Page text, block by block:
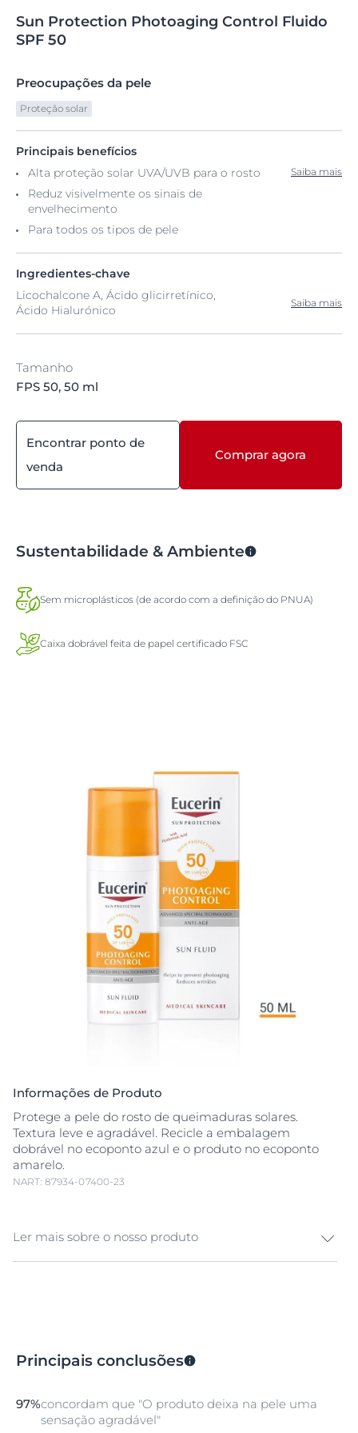
Sun Protection Photoaging Control Fluido
SPF 50
Preocupações da pele
Proteção solar
Principais benefícios
Alta proteção solar UVA/UVB para o rosto
Reduz visivelmente os sinais de
envelhecimento
Para todos os tipos de pele
Saiba mais
Ingredientes-chave
Licochalcone A, Ácido glicirretínico,
Ácido Hialurónico
Saiba mais
Tamanho
FPS 50, 50 ml
Encontrar ponto de
venda
Comprar agora
Sustentabilidade & Ambiente
Sem microplásticos (de acordo com a definição do PNUA)
Caixa dobrável feita de papel certificado FSC
Informações de Produto
Protege a pele do rosto de queimaduras solares.
Textura leve e agradável. Recicle a embalagem
dobrável no ecoponto azul e o produto no ecoponto
amarelo.
NART: 87934-07400-23
Ler mais sobre o nosso produto
duas tecnologias que oferecem uma elevada proteção
mais envelhecidas, e hidratação intensa que reduz
visivelmente asrugas . A sua fórmula personalizada
oferece uma proteção completa contra os raios UVA e
Principais conclusões
97%concordam que "O produto deixa na pele uma
sensação agradável"